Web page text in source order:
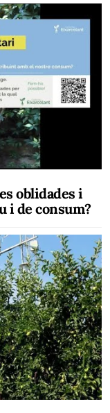
oblidades i
i de consum?